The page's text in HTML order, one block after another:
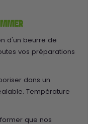
d'un beurre de
vos préparations
dans un
Température
que nos